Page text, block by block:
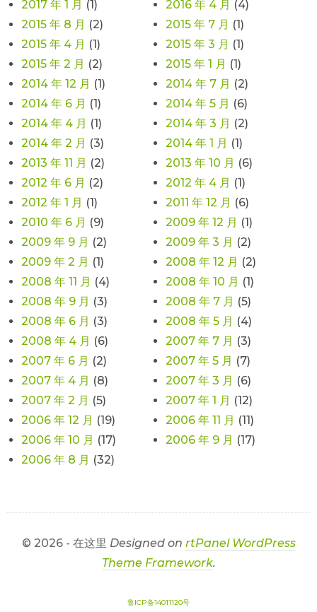
2017 年 1 月 (1) 2016 年 4 月 (4)
2015 年 8 月 (2) 2015 年 7 月 (1)
2015 年 4 月 (1) 2015 年 3 月 (1)
2015 年 2 月 (2) 2015 年 1 月 (1)
2014 年 12 月 (1) 2014 年 7 月 (2)
2014 年 6 月 (1) 2014 年 5 月 (6)
2014 年 4 月 (1) 2014 年 3 月 (2)
2014 年 2 月 (3) 2014 年 1 月 (1)
2013 年 11 月 (2) 2013 年 10 月 (6)
2012 年 6 月 (2) 2012 年 4 月 (1)
2012 年 1 月 (1) 2011 年 12 月 (6)
2010 年 6 月 (9) 2009 年 12 月 (1)
2009 年 9 月 (2) 2009 年 3 月 (2)
2009 年 2 月 (1) 2008 年 12 月 (2)
2008 年 11 月 (4) 2008 年 10 月 (1)
2008 年 9 月 (3) 2008 年 7 月 (5)
2008 年 6 月 (3) 2008 年 5 月 (4)
2008 年 4 月 (6) 2007 年 7 月 (3)
2007 年 6 月 (2) 2007 年 5 月 (7)
2007 年 4 月 (8) 2007 年 3 月 (6)
2007 年 2 月 (5) 2007 年 1 月 (12)
2006 年 12 月 (19) 2006 年 11 月 (11)
2006 年 10 月 (17) 2006 年 9 月 (17)
2006 年 8 月 (32)
© 2026 - 在这里 Designed on rtPanel WordPress
Theme Framework.
鲁ICP备14011120号